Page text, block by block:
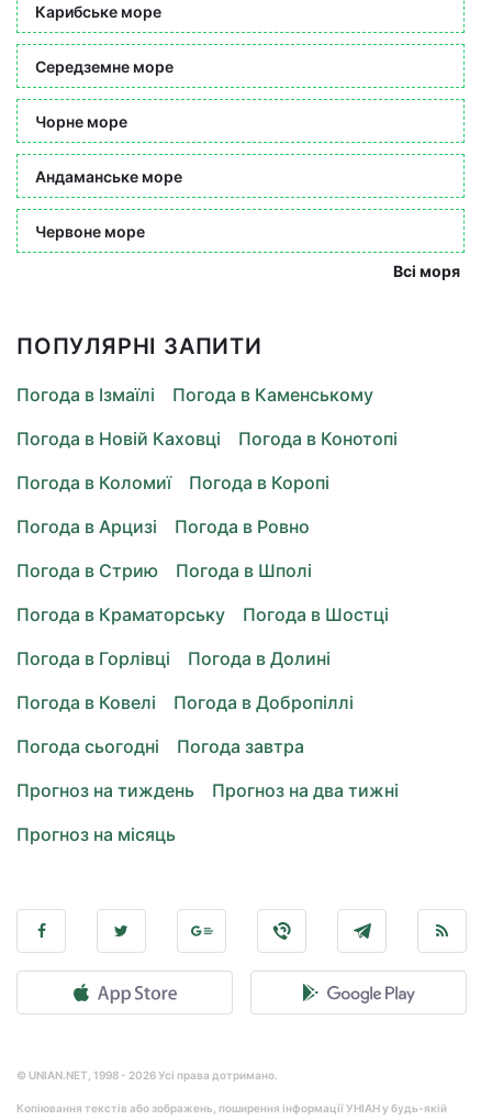
Карибське море
Середземне море
Чорне море
Андаманське море
Червоне море
Всі моря
ПОПУЛЯРНІ ЗАПИТИ
Погода в Ізмаїлі
Погода в Каменському
Погода в Новій Каховці
Погода в Конотопі
Погода в Коломиї
Погода в Коропі
Погода в Арцизі
Погода в Ровно
Погода в Стрию
Погода в Шполі
Погода в Краматорську
Погода в Шостці
Погода в Горлівці
Погода в Долині
Погода в Ковелі
Погода в Добропіллі
Погода сьогодні
Погода завтра
Прогноз на тиждень
Прогноз на два тижні
Прогноз на місяць
© UNIAN.NET, 1998 - 2026 Усі права дотримано.
Копіювання текстів або зображень, поширення інформації УНІАН у будь-якій